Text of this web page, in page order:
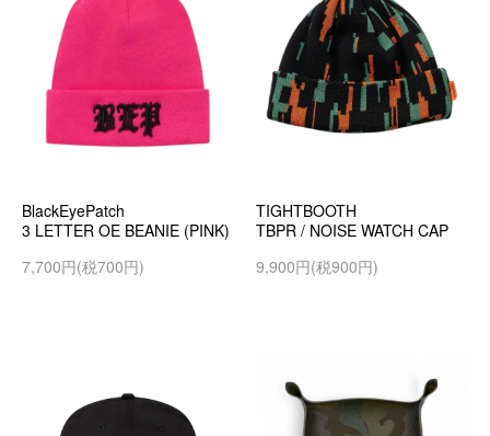
BlackEyePatch
3 LETTER OE BEANIE (PINK)
7,700円(税700円)
TIGHTBOOTH
TBPR / NOISE WATCH CAP
9,900円(税900円)